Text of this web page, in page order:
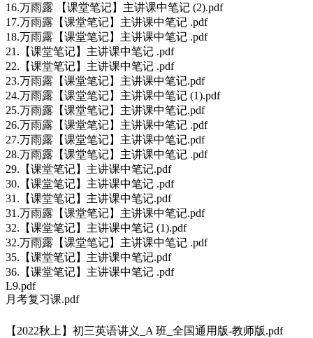
16.万雨露 【课堂笔记】主讲课中笔记 (2).pdf
17.万雨露【课堂笔记】主讲课中笔记 .pdf
18.万雨露【课堂笔记】主讲课中笔记 .pdf
21.【课堂笔记】主讲课中笔记 .pdf
22.【课堂笔记】主讲课中笔记 .pdf
23.万雨露【课堂笔记】主讲课中笔记.pdf
24.万雨露【课堂笔记】主讲课中笔记 (1).pdf
25.万雨露【课堂笔记】主讲课中笔记.pdf
26.万雨露【课堂笔记】主讲课中笔记 .pdf
27.万雨露【课堂笔记】主讲课中笔记.pdf
28.万雨露【课堂笔记】主讲课中笔记 .pdf
29.【课堂笔记】主讲课中笔记.pdf
30.【课堂笔记】主讲课中笔记 .pdf
31.【课堂笔记】主讲课中笔记.pdf
31.万雨露【课堂笔记】主讲课中笔记.pdf
32.【课堂笔记】主讲课中笔记 (1).pdf
32.万雨露【课堂笔记】主讲课中笔记 .pdf
35.【课堂笔记】主讲课中笔记.pdf
36.【课堂笔记】主讲课中笔记 .pdf
L9.pdf
月考复习课.pdf
【2022秋上】初三英语讲义_A 班_全国通用版-教师版.pdf